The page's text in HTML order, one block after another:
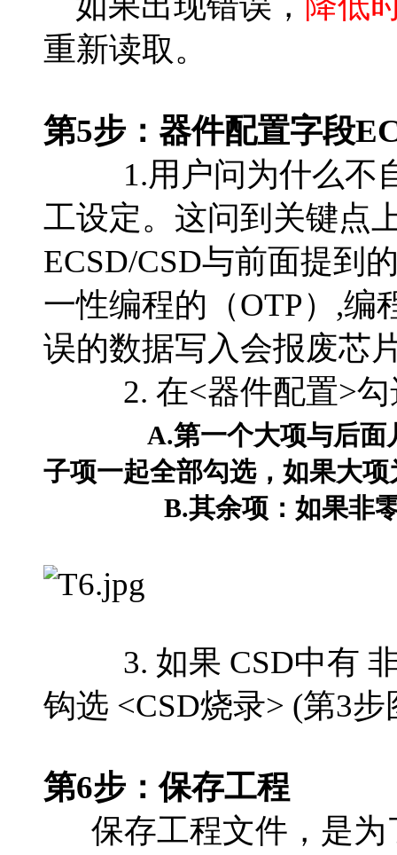
重新读取。
第5步：器件配置字段
1.用户问为什么不自
工设定。这问到关键点
ECSD/CSD与前面提到
一性编程的（OTP）,编
误的数据写入会报废芯
2. 在<器件配置>勾
A.第一个大项与后面
子项一起全部勾选，如果大
B.其余项：如果非零，
3. 如果 CSD中有 非
钩选 <CSD烧录> (第3步
第6步：保存工程
保存工程文件，是为